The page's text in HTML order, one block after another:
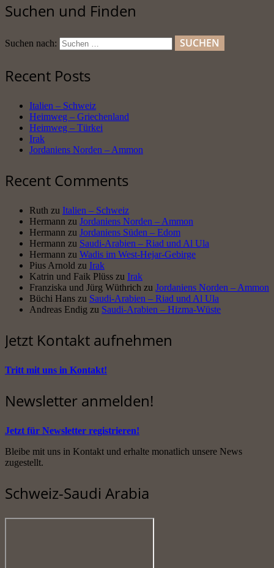
Suchen und Finden
Suchen nach:
Recent Posts
Italien – Schweiz
Heimweg – Griechenland
Heimweg – Türkei
Irak
Jordaniens Norden – Ammon
Recent Comments
Ruth zu Italien – Schweiz
Hermann zu Jordaniens Norden – Ammon
Hermann zu Jordaniens Süden – Edom
Hermann zu Saudi-Arabien – Riad und Al Ula
Hermann zu Wadis im West-Hejar-Gebirge
Pius Arnold zu Irak
Katrin und Faik Plüss zu Irak
Franziska und Jürg Wüthrich zu Jordaniens Norden – Ammon
Büchi Hans zu Saudi-Arabien – Riad und Al Ula
Andreas Endig zu Saudi-Arabien – Hizma-Wüste
Jetzt Kontakt aufnehmen
Tritt mit uns in Kontakt!
Newsletter anmelden!
Jetzt für Newsletter registrieren!
Bleibe mit uns in Kontakt und erhalte monatlich unsere News
zugestellt.
Schweiz-Saudi Arabia